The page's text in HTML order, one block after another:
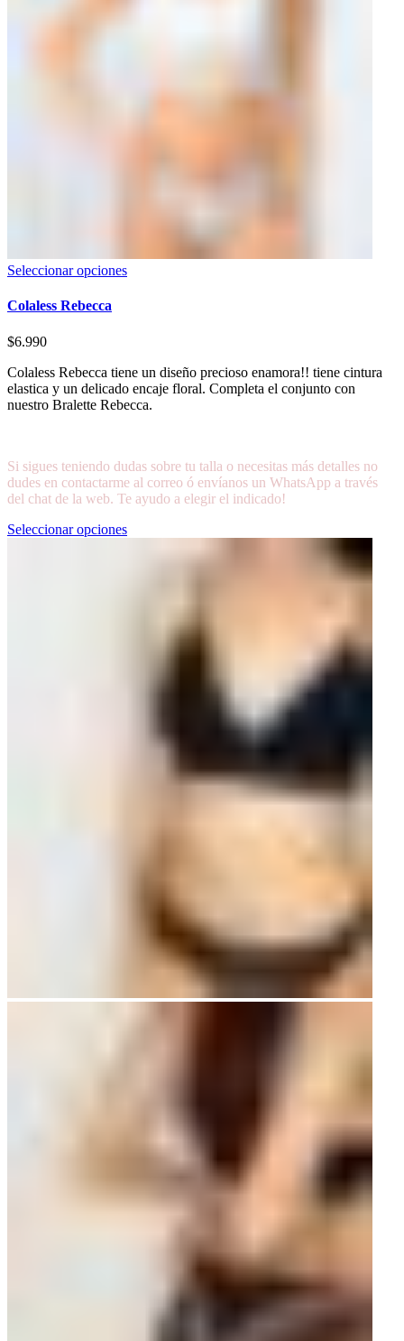
Seleccionar opciones
Colaless Rebecca
$6.990
Colaless Rebecca tiene un diseño precioso enamora!! tiene cintura
elastica y un delicado encaje floral. Completa el conjunto con
nuestro Bralette Rebecca.
Si sigues teniendo dudas sobre tu talla o necesitas más detalles no
dudes en contactarme al correo ó envíanos un WhatsApp a través
del chat de la web. Te ayudo a elegir el indicado!
Seleccionar opciones